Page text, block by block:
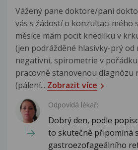
Vážený pane doktore/paní
vás s žádostí o konzultaci mého
měsíce mám pocit knedlíku v
(jen podrážděné hlasivky-prý od
negativní, spirometrie v
pracovně stanovenou diagnózu
(pálení... Zobrazit více
Odpovídá lékař:
Dobrý den, podle
to skutečně připomíná
gastroezofageálního